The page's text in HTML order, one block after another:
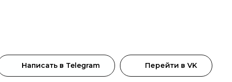
Написать в Telegram Перейти в VK